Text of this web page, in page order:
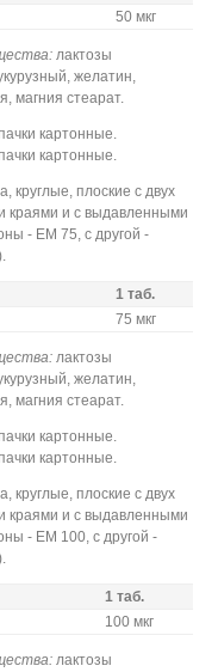
50 мкг
лактозы
желатин,
магния стеарат.
картонные.
картонные.
круглые, плоские с двух
краями и с выдавленными
- ЕМ 75, с другой -
1 таб.
75 мкг
лактозы
желатин,
магния стеарат.
картонные.
картонные.
круглые, плоские с двух
краями и с выдавленными
- ЕМ 100, с другой -
1 таб.
100 мкг
лактозы